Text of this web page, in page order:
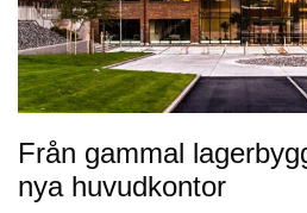
Från gammal
nya huvudkontor